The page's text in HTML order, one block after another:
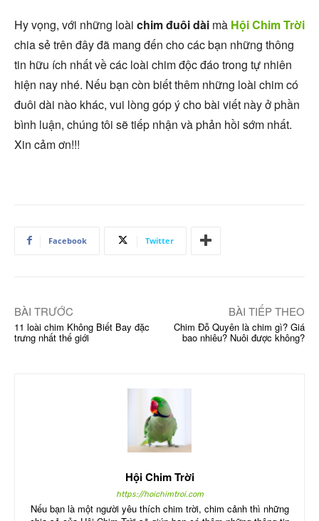
Hy vọng, với những loài chim đuôi dài mà Hội Chim Trời
chia sẻ trên đây đã mang đến cho các bạn những thông
tin hữu ích nhất về các loài chim độc đáo trong tự nhiên
hiện nay nhé. Nếu bạn còn biết thêm những loài chim có
đuôi dài nào khác, vui lòng góp ý cho bài viết này ở phần
bình luận, chúng tôi sẽ tiếp nhận và phản hồi sớm nhất.
Xin cảm ơn!!!
Facebook Twitter
BÀI TRƯỚC
11 loài chim Không Biết Bay đặc
trưng nhất thế giới
BÀI TIẾP THEO
Chim Đỗ Quyên là chim gì? Giá
bao nhiêu? Nuôi được không?
Hội Chim Trời
https://hoichimtroi.com
Nếu bạn là một người yêu thích chim trời, chim cảnh thì những